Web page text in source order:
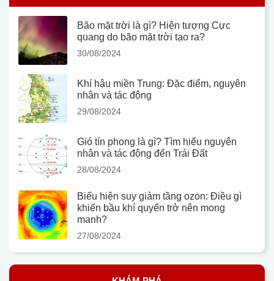
Bão mặt trời là gì? Hiện tượng Cực
quang do bão mặt trời tạo ra?
30/08/2024
Khí hậu miền Trung: Đặc điểm, nguyên
nhân và tác động
29/08/2024
Gió tín phong là gì? Tìm hiểu nguyên
nhân và tác động đến Trái Đất
28/08/2024
Biểu hiện suy giảm tầng ozon: Điều gì
khiến bầu khí quyển trở nên mong
manh?
27/08/2024